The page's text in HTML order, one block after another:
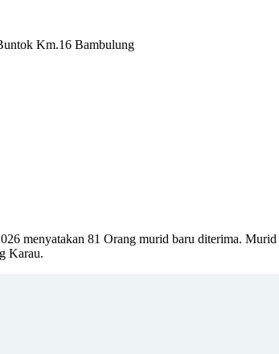
Km.16 Bambulung
81 Orang murid baru diterima. Murid
Karau.